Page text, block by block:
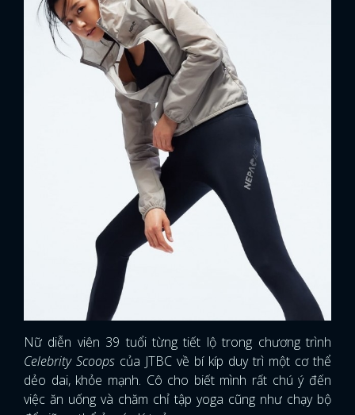
Nữ diễn viên 39 tuổi từng tiết lộ trong chương trình
Celebrity Scoops của JTBC về bí kíp duy trì một cơ thể
dẻo dai, khỏe mạnh. Cô cho biết mình rất chú ý đến
việc ăn uống và chăm chỉ tập yoga cũng như chạy bộ